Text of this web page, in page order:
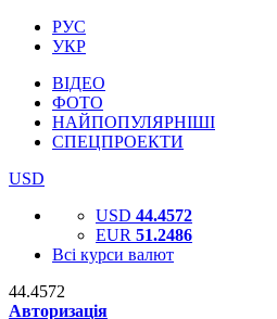
РУС
УКР
ВІДЕО
ФОТО
НАЙПОПУЛЯРНІШІ
СПЕЦПРОЕКТИ
USD
USD 44.4572
EUR 51.2486
Всі курси валют
44.4572
Авторизація